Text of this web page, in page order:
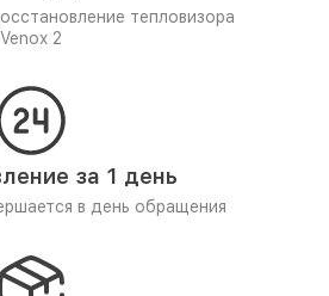
тепловизора
Venox 2
за 1 день
в день обращения